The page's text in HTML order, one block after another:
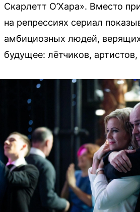
Скарлетт О’Хара». Вместо
на репрессиях сериал
амбициозных людей,
будущее: лётчиков, артистов,